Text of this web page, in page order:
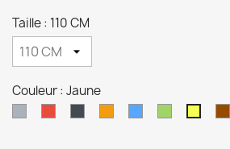
Taille : 110 CM
Couleur : Jaune